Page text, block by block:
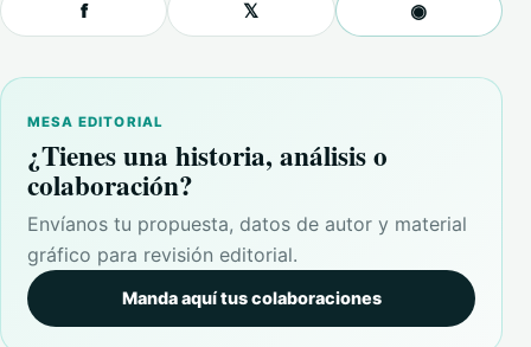
f 𝕏 ◉
MESA EDITORIAL
¿Tienes una historia, análisis o
colaboración?
Envíanos tu propuesta, datos de autor y material
gráfico para revisión editorial.
Manda aquí tus colaboraciones